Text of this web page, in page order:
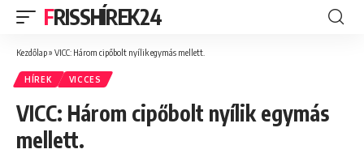
FRISSHÍREK24
Kezdőlap» VICC: Három cipőbolt nyílik egymás mellett.
HÍREK VICCES
VICC: Három cipőbolt nyílik egymás
mellett.